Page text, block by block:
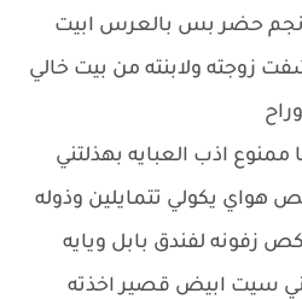
نجم حضر بس بالعرس ابيت
زوجته ولابنته من بيت خالي
اذب العبايه بهذلتني
هواي يكولي تتمايلين وذوله
زفونه لفندق بابل ويايه
سيت ابيض قصير اخذته